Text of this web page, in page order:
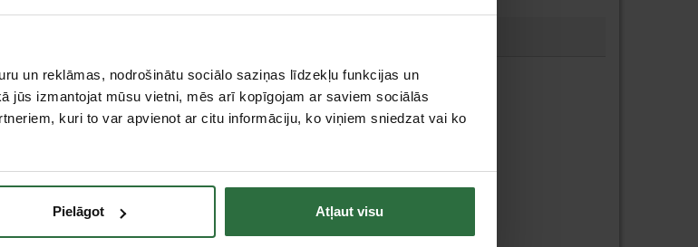
un reklāmas, nodrošinātu sociālo saziņas līdzekļu funkcijas un
jūs izmantojat mūsu vietni, mēs arī kopīgojam ar saviem sociālās
kuri to var apvienot ar citu informāciju, ko viņiem sniedzat vai ko
Pielāgot Atļaut visu